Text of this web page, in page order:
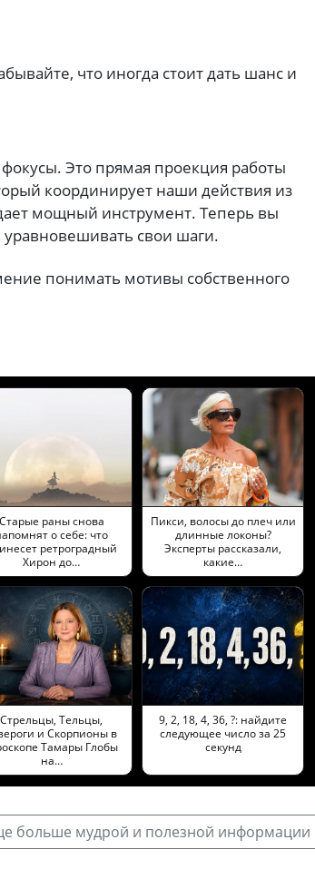
что иногда стоит дать шанс и
Это прямая проекция работы
координирует наши действия из
мощный инструмент. Теперь вы
уравновешивать свои шаги.
понимать мотивы собственного
Старые раны снова
о себе: что
ретроградный
Хирон до…
Пикси, волосы до плеч или
длинные локоны?
Эксперты рассказали,
какие…
Стрельцы, Тельцы,
и Скорпионы в
Тамары Глобы
на…
9, 2, 18, 4, 36, ?: найдите
следующее число за 25
секунд
больше мудрой и полезной информации